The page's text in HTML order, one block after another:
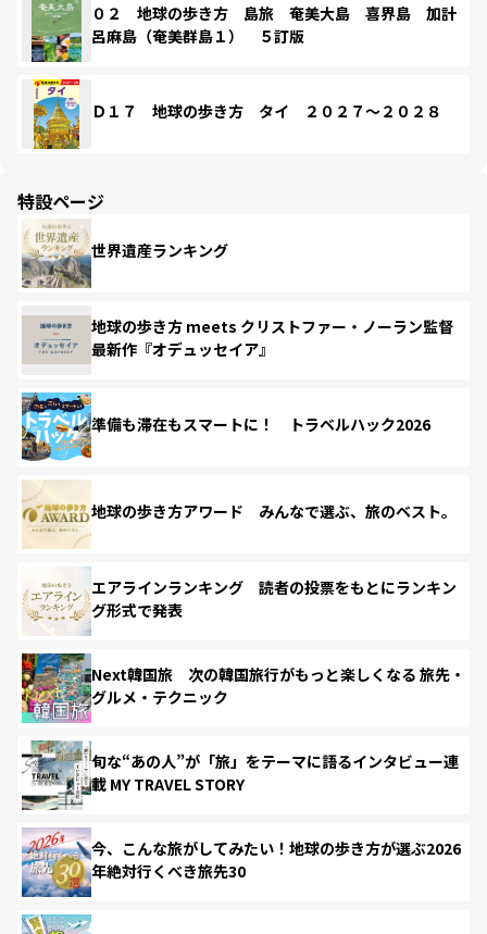
０２ 地球の歩き方 島旅 奄美大島 喜界島 加計
呂麻島（奄美群島１） ５訂版
Ｄ１７ 地球の歩き方 タイ ２０２７～２０２８
特設ページ
世界遺産ランキング
地球の歩き方 meets クリストファー・ノーラン監督
最新作『オデュッセイア』
準備も滞在もスマートに！ トラベルハック2026
地球の歩き方アワード みんなで選ぶ、旅のベスト。
エアラインランキング 読者の投票をもとにランキン
グ形式で発表
Next韓国旅 次の韓国旅行がもっと楽しくなる 旅先・
グルメ・テクニック
旬な“あの人”が「旅」をテーマに語るインタビュー連
載 MY TRAVEL STORY
今、こんな旅がしてみたい！地球の歩き方が選ぶ2026
年絶対行くべき旅先30